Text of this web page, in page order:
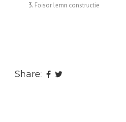
Foisor lemn constructie
Share: